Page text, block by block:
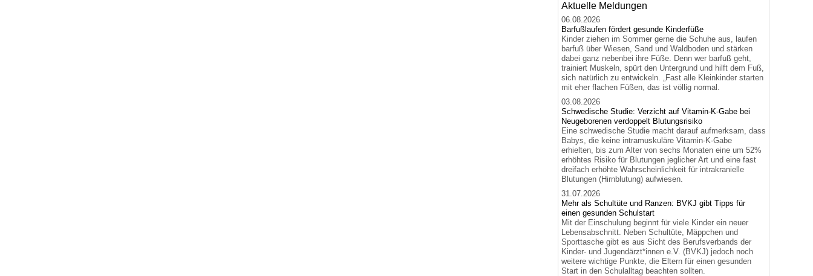
Aktuelle Meldungen
06.08.2026
Barfußlaufen fördert gesunde Kinderfüße
Kinder ziehen im Sommer gerne die Schuhe aus, laufen
barfuß über Wiesen, Sand und Waldboden und stärken
dabei ganz nebenbei ihre Füße. Denn wer barfuß geht,
trainiert Muskeln, spürt den Untergrund und hilft dem Fuß,
sich natürlich zu entwickeln. „Fast alle Kleinkinder starten
mit eher flachen Füßen, das ist völlig normal.
03.08.2026
Schwedische Studie: Verzicht auf Vitamin-K-Gabe bei
Neugeborenen verdoppelt Blutungsrisiko
Eine schwedische Studie macht darauf aufmerksam, dass
Babys, die keine intramuskuläre Vitamin-K-Gabe
erhielten, bis zum Alter von sechs Monaten eine um 52%
erhöhtes Risiko für Blutungen jeglicher Art und eine fast
dreifach erhöhte Wahrscheinlichkeit für intrakranielle
Blutungen (Hirnblutung) aufwiesen.
31.07.2026
Mehr als Schultüte und Ranzen: BVKJ gibt Tipps für
einen gesunden Schulstart
Mit der Einschulung beginnt für viele Kinder ein neuer
Lebensabschnitt. Neben Schultüte, Mäppchen und
Sporttasche gibt es aus Sicht des Berufsverbands der
Kinder- und Jugendärzt*innen e.V. (BVKJ) jedoch noch
weitere wichtige Punkte, die Eltern für einen gesunden
Start in den Schulalltag beachten sollten.